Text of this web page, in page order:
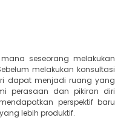
seseorang melakukan
melakukan konsultasi
dapat menjadi ruang yang
perasaan dan pikiran diri
perspektif baru
lebih produktif.